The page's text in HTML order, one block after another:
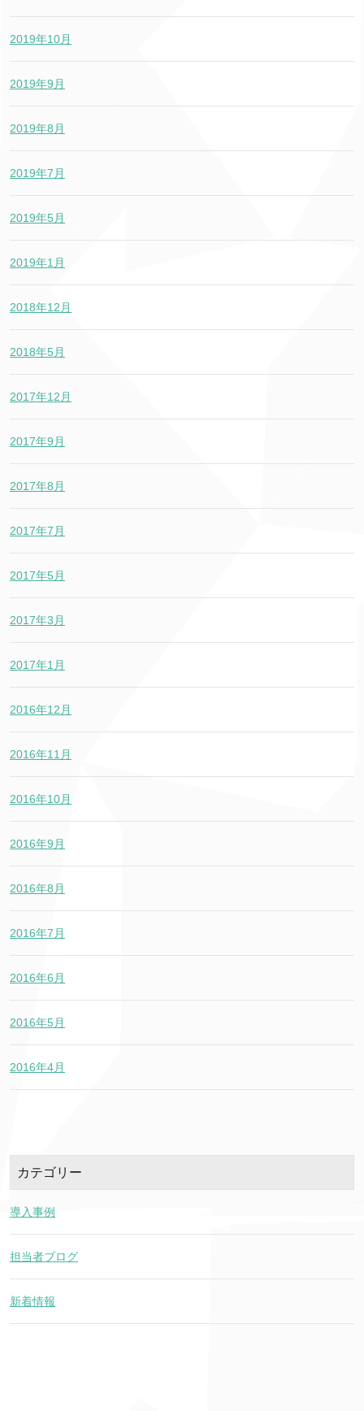
2019年10月
2019年9月
2019年8月
2019年7月
2019年5月
2019年1月
2018年12月
2018年5月
2017年12月
2017年9月
2017年8月
2017年7月
2017年5月
2017年3月
2017年1月
2016年12月
2016年11月
2016年10月
2016年9月
2016年8月
2016年7月
2016年6月
2016年5月
2016年4月
カテゴリー
導入事例
担当者ブログ
新着情報